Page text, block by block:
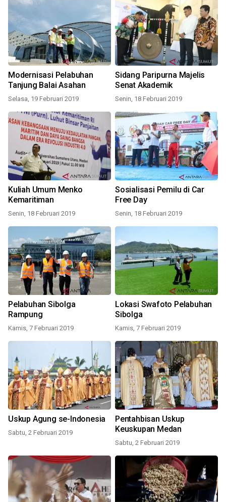
Modernisasi Pelabuhan
Tanjung Balai Asahan
Selasa, 19 Februari 2019
Sidang Paripurna Majelis
Senat Akademik
Senin, 18 Februari 2019
Kuliah Umum Menko
Kemaritiman
Senin, 18 Februari 2019
Sosialisasi Pemilu di Car
Free Day
Senin, 18 Februari 2019
Pelabuhan Sibolga
Rampung
Kamis, 7 Februari 2019
Lokasi Swafoto Pelabuhan
Sibolga
Kamis, 7 Februari 2019
Uskup Agung se-Indonesia
Sabtu, 2 Februari 2019
Pentahbisan Uskup
Keuskupan Medan
Sabtu, 2 Februari 2019